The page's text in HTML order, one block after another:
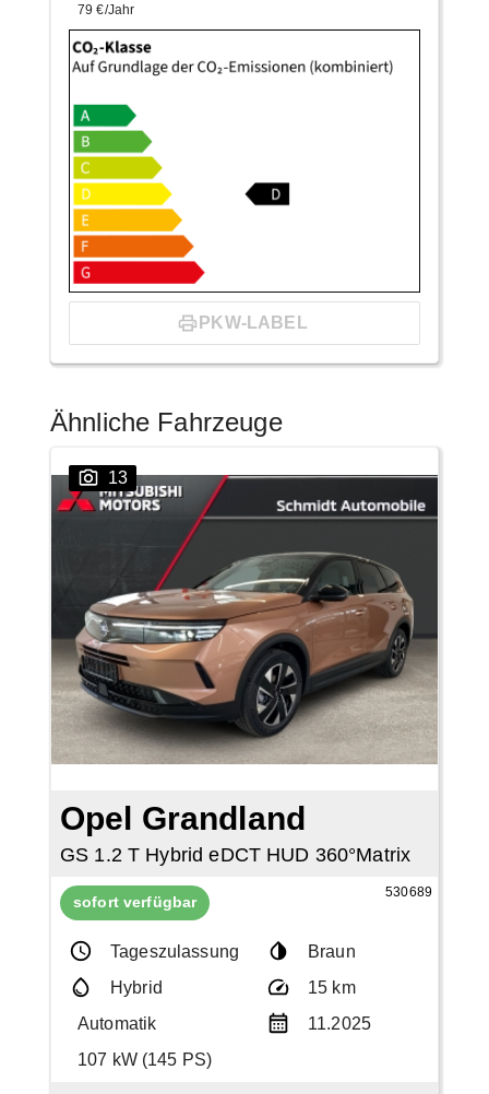
79 €/Jahr
PKW-LABEL
Ähnliche Fahrzeuge
13
Opel Grandland
GS 1.2 T Hybrid eDCT HUD 360°Matrix
sofort verfügbar
530689
Tageszulassung
Braun
Hybrid
15 km
Automatik
11.2025
107 kW (145 PS)